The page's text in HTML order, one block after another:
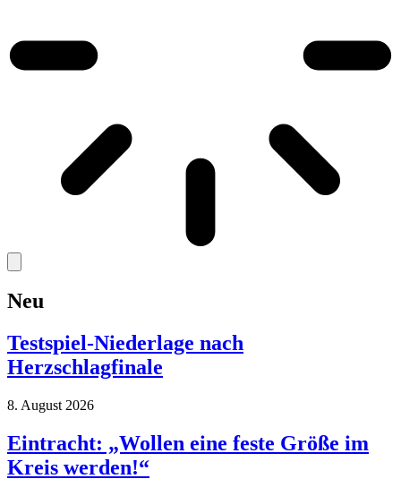
Neu
Testspiel-Niederlage nach
Herzschlagfinale
8. August 2026
Eintracht: „Wollen eine feste Größe im
Kreis werden!“